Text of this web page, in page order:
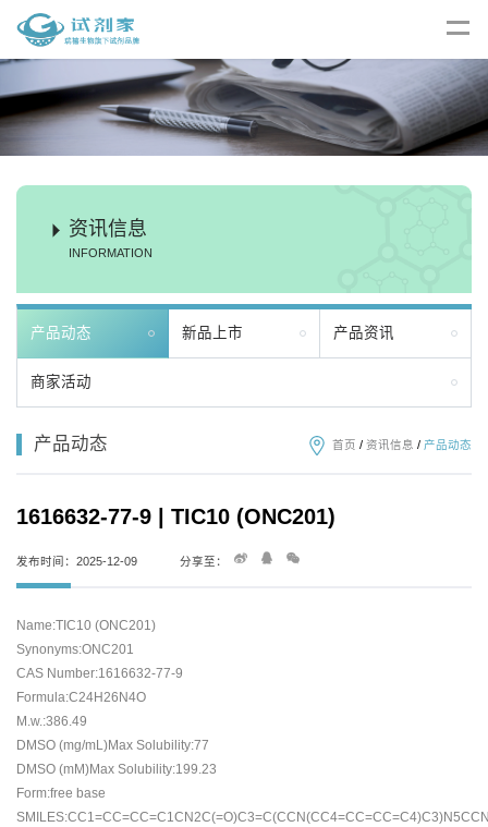
资讯信息
INFORMATION
产品动态 新品上市 产品资讯
商家活动
产品动态 首页 / 资讯信息 / 产品动态
1616632-77-9 | TIC10 (ONC201)
发布时间：2025-12-09 分享至：
Name:TIC10 (ONC201)
Synonyms:ONC201
CAS Number:1616632-77-9
Formula:C24H26N4O
M.w.:386.49
DMSO (mg/mL)Max Solubility:77
DMSO (mM)Max Solubility:199.23
Form:free base